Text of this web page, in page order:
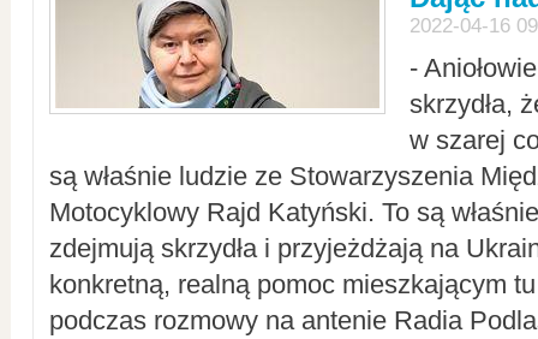
2022-04-16
-
skrzydła,
w szarej
są właśnie ludzie ze Stowarzyszenia
Motocyklowy Rajd Katyński. To są
zdejmują skrzydła i przyjeżdżają na
konkretną, realną pomoc mieszkającym
podczas rozmowy na antenie Radia